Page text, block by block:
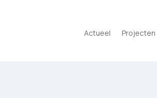
Actueel Projecten